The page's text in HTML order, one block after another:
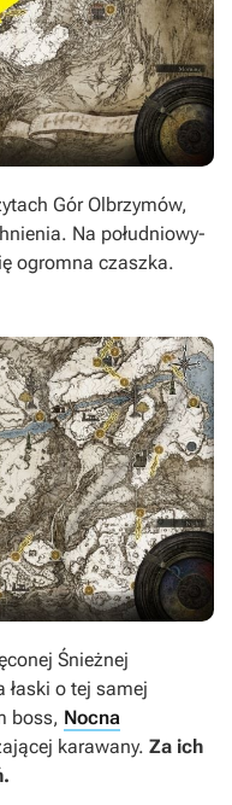
Gór Olbrzymów,
Na południowy-
ogromna czaszka.
Śnieżnej
łaski o tej samej
boss, Nocna
karawany. Za ich